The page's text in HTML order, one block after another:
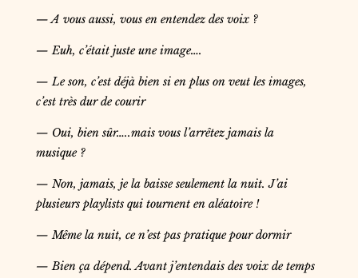
— A vous aussi, vous en entendez des voix ?
— Euh, c’était juste une image….
— Le son, c’est déjà bien si en plus on veut les images,
c’est très dur de courir
— Oui, bien sûr…..mais vous l’arrêtez jamais la
musique ?
— Non, jamais, je la baisse seulement la nuit. J’ai
plusieurs playlists qui tournent en aléatoire !
— Même la nuit, ce n’est pas pratique pour dormir
— Bien ça dépend. Avant j’entendais des voix de temps